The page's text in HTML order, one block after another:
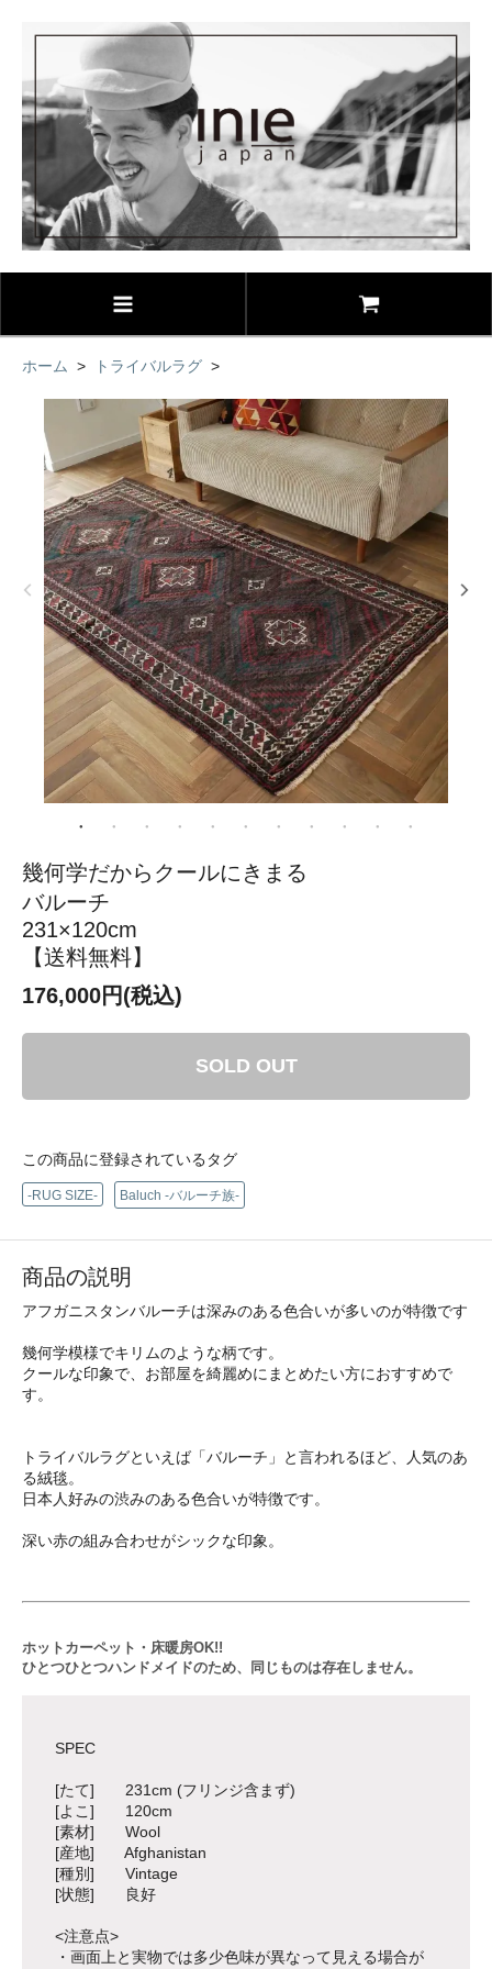
ホーム > トライバルラグ >
幾何学だからクールにきまる
バルーチ
231×120cm
【送料無料】
176,000円(税込)
SOLD OUT
この商品に登録されているタグ
-RUG SIZE- Baluch -バルーチ族-
商品の説明
アフガニスタンバルーチは深みのある色合いが多いのが特徴です
幾何学模様でキリムのような柄です。
クールな印象で、お部屋を綺麗めにまとめたい方におすすめで
す。
トライバルラグといえば「バルーチ」と言われるほど、人気のあ
る絨毯。
日本人好みの渋みのある色合いが特徴です。
深い赤の組み合わせがシックな印象。
ホットカーペット・床暖房OK!!
ひとつひとつハンドメイドのため、同じものは存在しません。
SPEC
[たて] 231cm (フリンジ含まず)
[よこ] 120cm
[素材] Wool
[産地] Afghanistan
[種別] Vintage
[状態] 良好
<注意点>
・画面上と実物では多少色味が異なって見える場合が